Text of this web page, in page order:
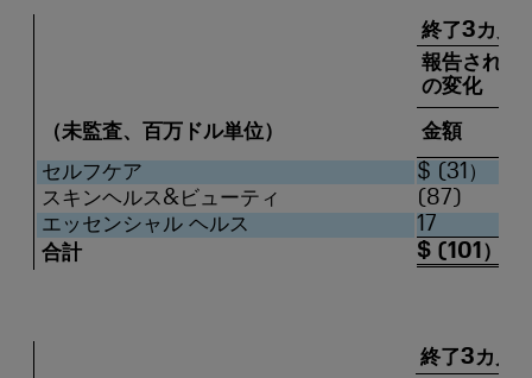
終了3カ月
報告された
の変化
（未監査、百万ドル単位） 金額
セルフケア
$ (31）
スキンヘルス&ビューティ
(87)
エッセンシャル ヘルス
17
合計
$ (101）
終了3カ月